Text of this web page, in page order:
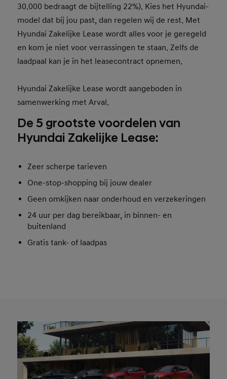
30.000 bedraagt de bijtelling 22%). Kies het Hyundai-
model dat bij jou past, dan regelen wij de rest. Met
Hyundai Zakelijke Lease wordt alles voor je geregeld
en kom je niet voor verrassingen te staan. Zelfs de
laadpaal kan je in het leasecontract opnemen.
Hyundai Zakelijke Lease wordt aangeboden in
samenwerking met Arval.
De 5 grootste voordelen van
Hyundai Zakelijke Lease:
Zeer scherpe tarieven
One-stop-shopping bij jouw dealer
Geen omkijken naar onderhoud en verzekeringen
24 uur per dag bereikbaar, in binnen- en
buitenland
Gratis tank- of laadpas